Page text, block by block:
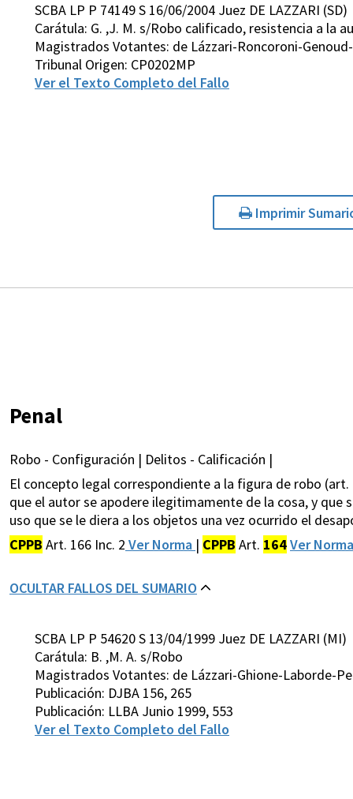
SCBA LP P 74149 S 16/06/2004 Juez DE LAZZARI (SD)
Carátula: G. ,J. M. s/Robo calificado, resistencia a la
Magistrados Votantes: de Lázzari-Roncoroni-
Tribunal Origen: CP0202MP
Ver el Texto Completo del Fallo
Imprimir
Penal
Robo - Configuración | Delitos - Calificación |
El concepto legal correspondiente a la figura de robo
que el autor se apodere ilegitimamente de la cosa, y
uso que se le diera a los objetos una vez ocurrido el
CPPB Art. 166 Inc. 2 Ver Norma | CPPB Art. 164Ver
OCULTAR FALLOS DEL SUMARIO
SCBA LP P 54620 S 13/04/1999 Juez DE LAZZARI (MI)
Carátula: B. ,M. A. s/Robo
Magistrados Votantes: de Lázzari-Ghione-Laborde-
Publicación: DJBA 156, 265
Publicación: LLBA Junio 1999, 553
Ver el Texto Completo del Fallo